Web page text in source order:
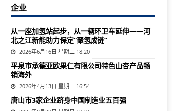
企业
从一座加氢站起步，从一辆环卫车延伸——河
北之江新能助力保定“聚氢成链”
2026年6月16日 星期二 18:20
平泉市承德亚欧果仁有限公司特色山杏产品畅
销海外
2026年4月13日 星期一 16:54
唐山市3家企业跻身中国制造业五百强